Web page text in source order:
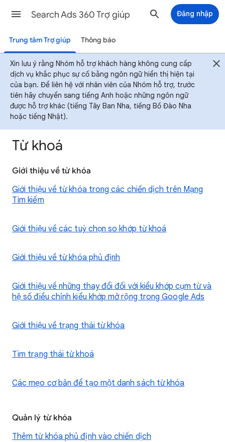
Search Ads 360 Trợ giúp Đăng nhập
Trung tâm Trợ giúp Thông báo
Xin lưu ý rằng Nhóm hỗ trợ khách hàng không cung cấp
dịch vụ khắc phục sự cố bằng ngôn ngữ hiển thị hiện tại
của bạn. Để liên hệ với nhân viên của Nhóm hỗ trợ, trước
tiên hãy chuyển sang tiếng Anh hoặc những ngôn ngữ
được hỗ trợ khác (tiếng Tây Ban Nha, tiếng Bồ Đào Nha
hoặc tiếng Nhật).
Từ khoá
Giới thiệu về từ khóa
Giới thiệu về từ khóa trong các chiến dịch trên Mạng
Tìm kiếm
Giới thiệu về các tuỳ chọn so khớp từ khoá
Giới thiệu về từ khóa phủ định
Giới thiệu về những thay đổi đối với kiểu khớp cụm từ và
hệ số điều chỉnh kiểu khớp mở rộng trong Google Ads
Giới thiệu về trạng thái từ khóa
Tìm trạng thái từ khoá
Các mẹo cơ bản để tạo một danh sách từ khóa
Quản lý từ khóa
Thêm từ khóa phủ định vào chiến dịch